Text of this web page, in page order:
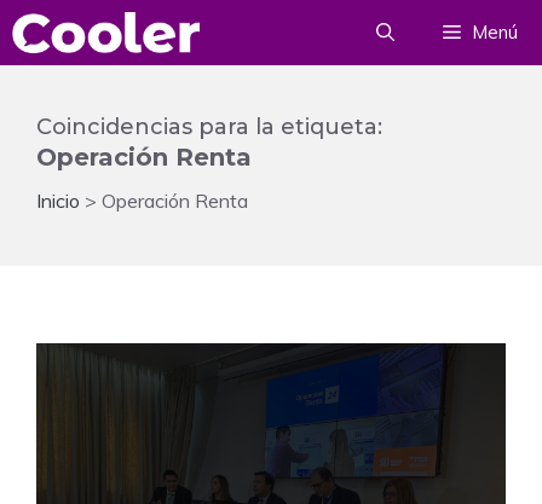
Saltar
al
Menú
Coincidencias para la etiqueta:
Operación Renta
Inicio > Operación Renta